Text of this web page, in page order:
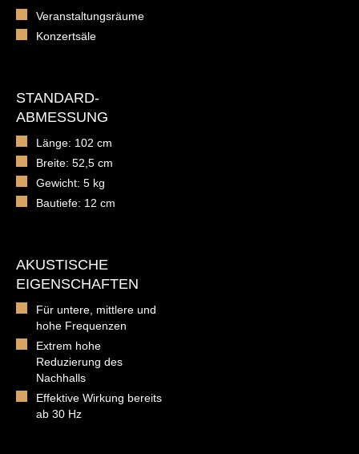
Veranstaltungsräume
Konzertsäle
STANDARD-
ABMESSUNG
Länge: 102 cm
Breite: 52,5 cm
Gewicht: 5 kg
Bautiefe: 12 cm
AKUSTISCHE
EIGENSCHAFTEN
Für untere, mittlere und
hohe Frequenzen
Extrem hohe
Reduzierung des
Nachhalls
Effektive Wirkung bereits
ab 30 Hz